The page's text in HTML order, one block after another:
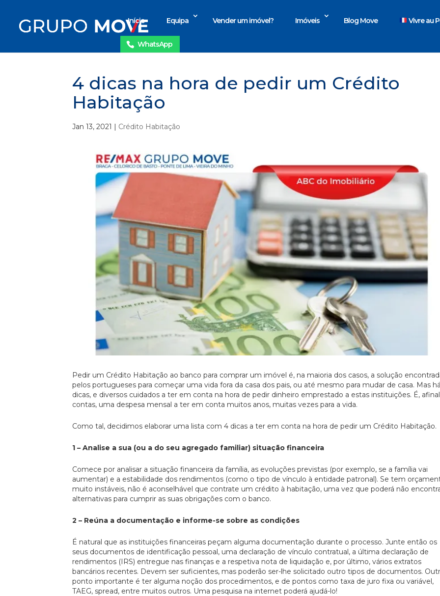
Início Equipa Vender um imóvel? Imóveis Blog Move Vivre au
WhatsApp
4 dicas na hora de pedir um Crédito
Habitação
Jan 13, 2021 | Crédito Habitação
Pedir um Crédito Habitação ao banco para comprar um imóvel é, na maioria dos casos, a solução
pelos portugueses para começar uma vida fora da casa dos pais, ou até mesmo para mudar de casa. Mas há
dicas, e diversos cuidados a ter em conta na hora de pedir dinheiro emprestado a estas instituições. É,
contas, uma despesa mensal a ter em conta muitos anos, muitas vezes para a vida.
Como tal, decidimos elaborar uma lista com 4 dicas a ter em conta na hora de pedir um Crédito Habitação.
1 – Analise a sua (ou a do seu agregado familiar) situação financeira
Comece por analisar a situação financeira da família, as evoluções previstas (por exemplo, se a família vai
aumentar) e a estabilidade dos rendimentos (como o tipo de vínculo à entidade patronal). Se tem
muito instáveis, não é aconselhável que contrate um crédito à habitação, uma vez que poderá não
alternativas para cumprir as suas obrigações com o banco.
2 – Reúna a documentação e informe-se sobre as condições
É natural que as instituições financeiras peçam alguma documentação durante o processo. Junte então os
seus documentos de identificação pessoal, uma declaração de vínculo contratual, a última declaração de
rendimentos (IRS) entregue nas finanças e a respetiva nota de liquidação e, por último, vários extratos
bancários recentes. Devem ser suficientes, mas poderão ser-lhe solicitado outro tipos de documentos.
ponto importante é ter alguma noção dos procedimentos, e de pontos como taxa de juro fixa ou variável,
TAEG, spread, entre muitos outros. Uma pesquisa na internet poderá ajudá-lo!